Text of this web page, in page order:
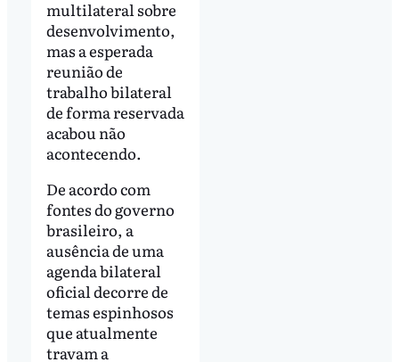
multilateral sobre
desenvolvimento,
mas a esperada
reunião de
trabalho bilateral
de forma reservada
acabou não
acontecendo.
De acordo com
fontes do governo
brasileiro, a
ausência de uma
agenda bilateral
oficial decorre de
temas espinhosos
que atualmente
travam a